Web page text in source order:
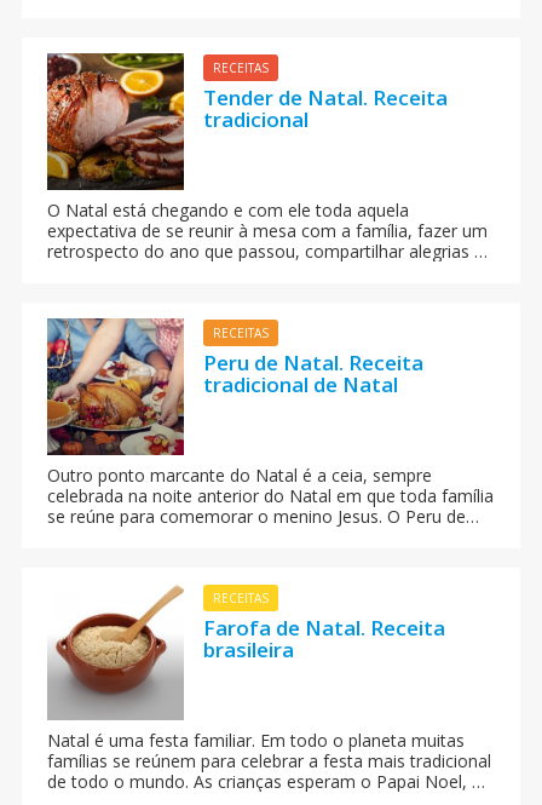
farofa, saladas e as deliciosas rabanadas, mas para
quem quer inovar e tornar o Natal um pouco mais light,
que tal um Bacalhau de Natal?
RECEITAS
Tender de Natal. Receita
tradicional
O Natal está chegando e com ele toda aquela
expectativa de se reunir à mesa com a família, fazer um
retrospecto do ano que passou, compartilhar alegrias e
Natal em apenas 30 minutos e saborear uma mistura
leve de doce e salgado numa receita imperdível.
RECEITAS
Peru de Natal. Receita
tradicional de Natal
Outro ponto marcante do Natal é a ceia, sempre
celebrada na noite anterior do Natal em que toda família
se reúne para comemorar o menino Jesus. O Peru de
RECEITAS
Farofa de Natal. Receita
brasileira
Natal é uma festa familiar. Em todo o planeta muitas
famílias se reúnem para celebrar a festa mais tradicional
de todo o mundo. As crianças esperam o Papai Noel, e